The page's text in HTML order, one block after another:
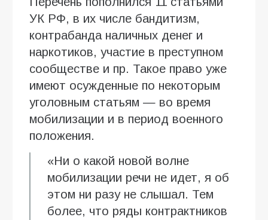
УК РФ, в их числе бандитизм,
контрабанда наличных денег и
наркотиков, участие в преступном
сообществе и пр. Такое право уже
имеют осужденные по некоторым
уголовным статьям — во время
мобилизации и в период военного
положения.
«Ни о какой новой волне
мобилизации речи не идет, я об
этом ни разу не слышал. Тем
более, что ряды контрактников